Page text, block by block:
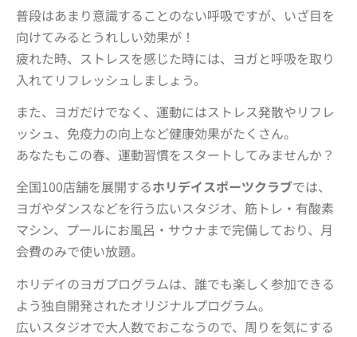
普段はあまり意識することのない呼吸ですが、いざ目を
向けてみるとうれしい効果が！
疲れた時、ストレスを感じた時には、ヨガと呼吸を取り
入れてリフレッシュしましょう。
また、ヨガだけでなく、運動にはストレス発散やリフレ
ッシュ、免疫力の向上など健康効果がたくさん。
あなたもこの春、運動習慣をスタートしてみませんか？
全国100店舗を展開するホリデイスポーツクラブでは、
ヨガやダンスなどを行う広いスタジオ、筋トレ・有酸素
マシン、プールにお風呂・サウナまで完備しており、月
会費のみで使い放題。
ホリデイのヨガプログラムは、誰でも楽しく参加できる
よう独自開発されたオリジナルプログラム。
広いスタジオで大人数でおこなうので、周りを気にする